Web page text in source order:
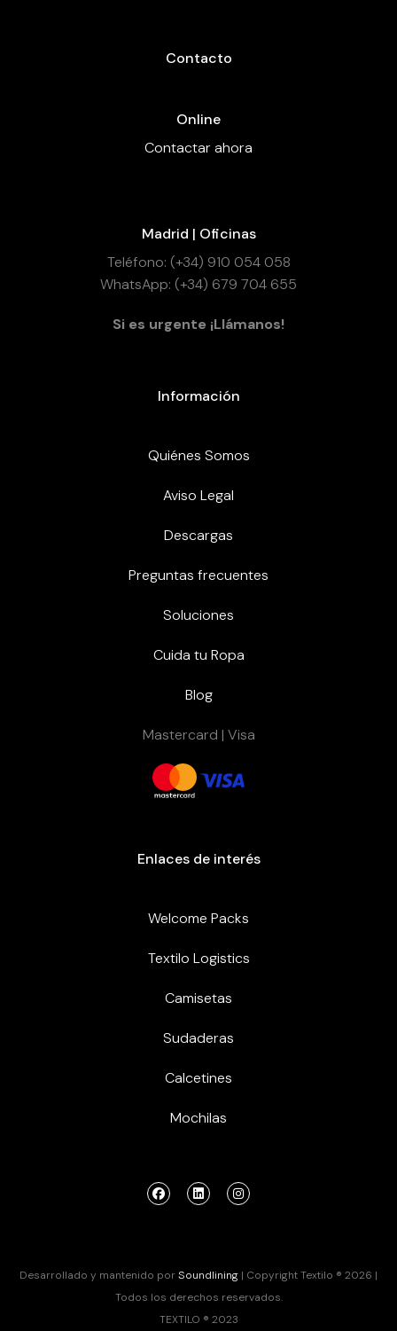
Contacto
Online
Contactar ahora
Madrid | Oficinas
Teléfono: (+34) 910 054 058
WhatsApp: (+34) 679 704 655
Si es urgente ¡Llámanos!
Información
Quiénes Somos
Aviso Legal
Descargas
Preguntas frecuentes
Soluciones
Cuida tu Ropa
Blog
Mastercard | Visa
Enlaces de interés
Welcome Packs
Textilo Logistics
Camisetas
Sudaderas
Calcetines
Mochilas
Desarrollado y mantenido porSoundlining | Copyright Textilo ® 2026 |
Todos los derechos reservados.
TEXTILO ® 2023